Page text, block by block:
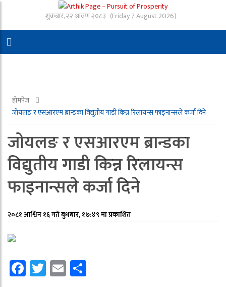
शुक्रबार, २२ श्रावण २०८३ (Friday 7 August 2026)
होमपेज
जोयलङ र एसआरएम ब्रान्डका विद्युतीय गाडी किन्न रिलायन्स फाइनान्सले कर्जा दिने
जोयलङ र एसआरएम ब्रान्डका
विद्युतीय गाडी किन्न रिलायन्स
फाइनान्सले कर्जा दिने
२०८१ आश्विन १६ गते बुधबार, १७:४९ मा प्रकाशित
Facebook
Twitter
Email